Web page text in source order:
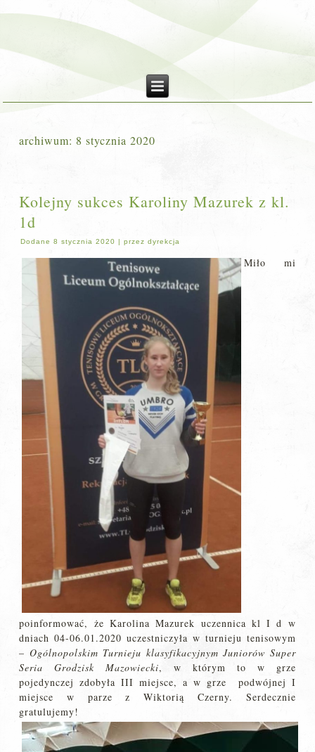
archiwum: 8 stycznia 2020
Kolejny sukces Karoliny Mazurek z kl.
1d
Dodane 8 stycznia 2020 |przez dyrekcja
Miło mi
poinformować, że Karolina Mazurek uczennica kl I d w
dniach 04-06.01.2020 uczestniczyła w turnieju tenisowym
– Ogólnopolskim Turnieju klasyfikacyjnym Juniorów Super
Seria Grodzisk Mazowiecki, w którym to w grze
pojedynczej zdobyła III miejsce, a w grze podwójnej I
miejsce w parze z Wiktorią Czerny. Serdecznie
gratulujemy!